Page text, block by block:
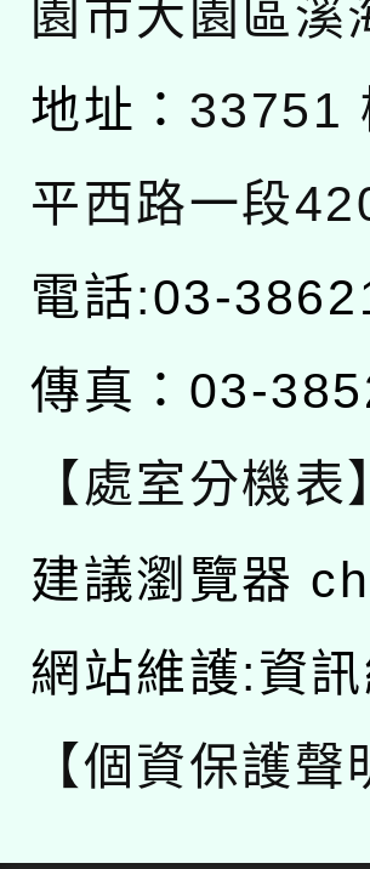
園市大園區溪
地址： 33751
平西路一段
電話:03-
傳真：03-
【處室分機表
建議瀏覽器
網站維護:資訊
【個資保護聲